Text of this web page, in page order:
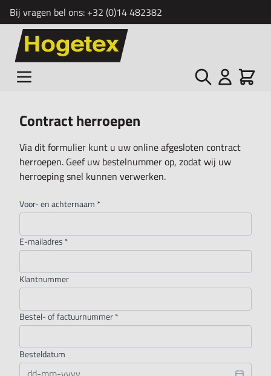
Bij vragen bel ons: +32 (0)14 482382
Ga naar de inhoud
Zoek Cart
Contract herroepen
Via dit formulier kunt u uw online afgesloten contract
herroepen. Geef uw bestelnummer op, zodat wij uw
herroeping snel kunnen verwerken.
Voor- en achternaam *
E-mailadres *
Klantnummer
Bestel- of factuurnummer*
Besteldatum